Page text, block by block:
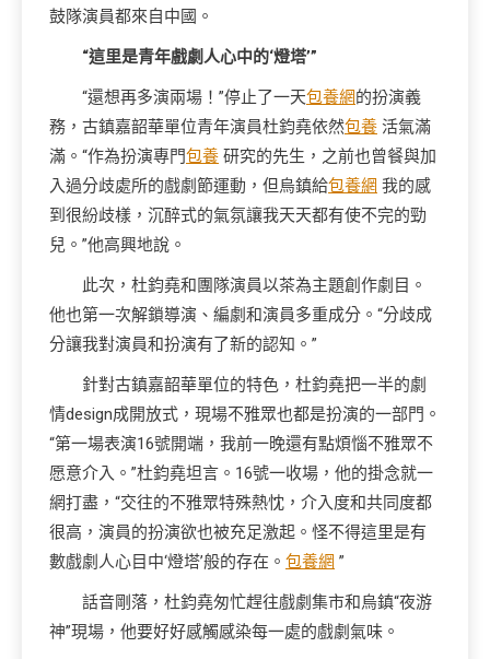
鼓隊演員都來自中國。
“這里是青年戲劇人心中的‘燈塔’”
“還想再多演兩場！”停止了一天包養網的扮演義
務，古鎮嘉韶華單位青年演員杜鈞堯依然包養 活氣滿
滿。“作為扮演專門包養 研究的先生，之前也曾餐與加
入過分歧處所的戲劇節運動，但烏鎮給包養網 我的感
到很紛歧樣，沉醉式的氣氛讓我天天都有使不完的勁
兒。”他高興地說。
此次，杜鈞堯和團隊演員以茶為主題創作劇目。
他也第一次解鎖導演、編劇和演員多重成分。“分歧成
分讓我對演員和扮演有了新的認知。”
針對古鎮嘉韶華單位的特色，杜鈞堯把一半的劇
情design成開放式，現場不雅眾也都是扮演的一部門。
“第一場表演16號開端，我前一晚還有點煩惱不雅眾不
愿意介入。”杜鈞堯坦言。16號一收場，他的掛念就一
網打盡，“交往的不雅眾特殊熱忱，介入度和共同度都
很高，演員的扮演欲也被充足激起。怪不得這里是有
數戲劇人心目中‘燈塔’般的存在。 包養網 ”
話音剛落，杜鈞堯匆忙趕往戲劇集市和烏鎮“夜游
神”現場，他要好好感觸感染每一處的戲劇氣味。